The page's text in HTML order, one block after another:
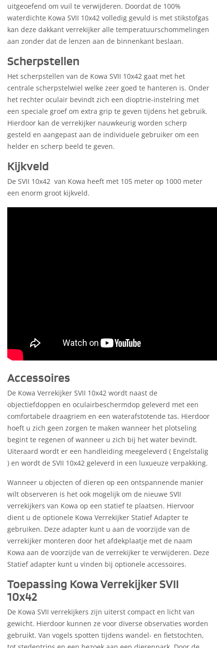
uitgeoefend om vuil te verwijderen. Doordat de 100%
waterdichte Kowa SVII 10x42 volledig gevuld is met stikstofgas
kan deze dakkant verrekijker alle temperatuurschommelingen
aan zonder dat de lenzen aan de binnenkant beslaan.
Scherpstellen
Het scherpstellen van de Kowa SVII 10x42 gaat met het
centrale scherpstelwiel welke zeer goed te hanteren is. Onder
het rechter oculair bevindt zich een dioptrie-instelring met
een speciale groef om extra grip te geven tijdens het gebruik.
Hierdoor kan de verrekijker nauwkeurig worden scherp
gesteld en aangepast aan de individuele gebruiker om een
helder en scherp beeld te geven.
Kijkveld
De SVII 10x42 van Kowa heeft met 105 meter op 1000 meter
een enorm groot kijkveld.
Accessoires
De Kowa Verrekijker SVII 10x42 wordt naast de
objectiefdoppen en oculairbeschermdop geleverd met een
comfortabele draagriem en een waterafstotende tas. Hierdoor
hoeft u zich geen zorgen te maken wanneer het plotseling
begint te regenen of wanneer u zich bij het water bevindt.
Uiteraard wordt er een handleiding meegeleverd ( Engelstalig
) en wordt de SVII 10x42 geleverd in een luxueuze verpakking.
Wanneer u objecten of dieren op een ontspannende manier
wilt observeren is het ook mogelijk om de nieuwe SVII
verrekijkers van Kowa op een statief te plaatsen. Hiervoor
dient u de optionele Kowa Verrekijker Statief Adapter te
gebruiken. Deze adapter kunt u aan de voorzijde van de
verrekijker monteren door het afdekplaatje met de naam
Kowa aan de voorzijde van de verrekijker te verwijderen. Deze
Statief adapter kunt u vinden bij optionele accessoires.
Toepassing Kowa Verrekijker SVII
10x42
De Kowa SVII verrekijkers zijn uiterst compact en licht van
gewicht. Hierdoor kunnen ze voor diverse observaties worden
gebruikt. Van vogels spotten tijdens wandel- en fietstochten,